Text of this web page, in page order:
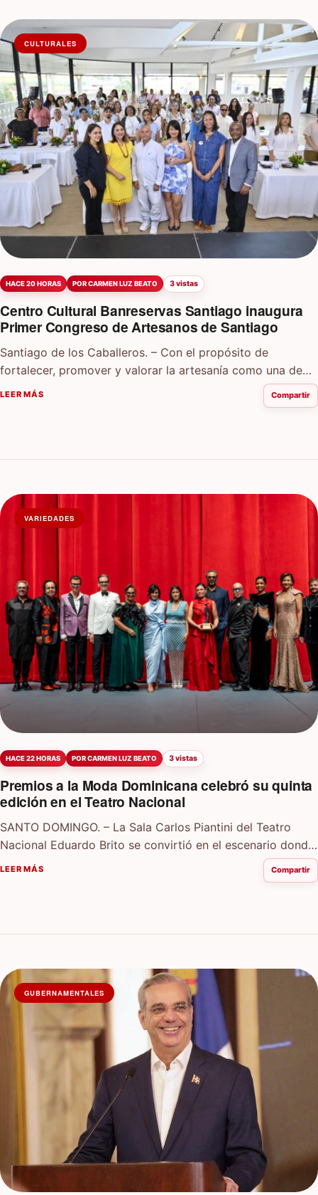
CULTURALES
HACE 20 HORAS POR CARMEN LUZ BEATO 3 vistas
Centro Cultural Banreservas Santiago inaugura
Primer Congreso de Artesanos de Santiago
Santiago de los Caballeros. – Con el propósito de
fortalecer, promover y valorar la artesanía como una de
las expresiones más genuinas de…
LEER MÁS Compartir
VARIEDADES
HACE 22 HORAS POR CARMEN LUZ BEATO 3 vistas
Premios a la Moda Dominicana celebró su quinta
edición en el Teatro Nacional
SANTO DOMINGO. – La Sala Carlos Piantini del Teatro
Nacional Eduardo Brito se convirtió en el escenario donde
la moda dominicana celebró una…
LEER MÁS Compartir
GUBERNAMENTALES